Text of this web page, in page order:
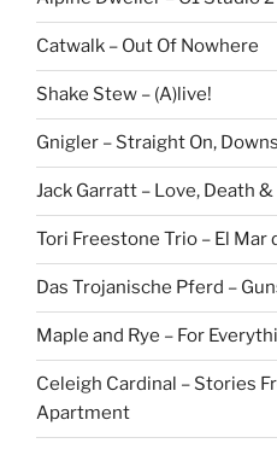
Catwalk – Out Of Nowhere
Shake Stew – (A)live!
Gnigler – Straight On,
Jack Garratt – Love, Death
Tori Freestone Trio – El Mar
Das Trojanische Pferd –
Maple and Rye – For
Celeigh Cardinal – Stories
Apartment